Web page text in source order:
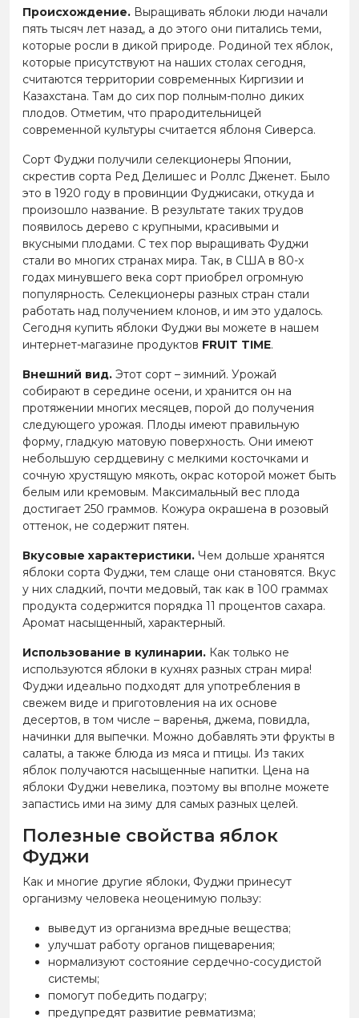
Происхождение. Выращивать яблоки люди начали
пять тысяч лет назад, а до этого они питались теми,
которые росли в дикой природе. Родиной тех яблок,
которые присутствуют на наших столах сегодня,
считаются территории современных Киргизии и
Казахстана. Там до сих пор полным-полно диких
плодов. Отметим, что прародительницей
современной культуры считается яблоня Сиверса.
Сорт Фуджи получили селекционеры Японии,
скрестив сорта Ред Делишес и Роллс Дженет. Было
это в 1920 году в провинции Фуджисаки, откуда и
произошло название. В результате таких трудов
появилось дерево с крупными, красивыми и
вкусными плодами. С тех пор выращивать Фуджи
стали во многих странах мира. Так, в США в 80-х
годах минувшего века сорт приобрел огромную
популярность. Селекционеры разных стран стали
работать над получением клонов, и им это удалось.
Сегодня купить яблоки Фуджи вы можете в нашем
интернет-магазине продуктов FRUIT TIME.
Внешний вид. Этот сорт – зимний. Урожай
собирают в середине осени, и хранится он на
протяжении многих месяцев, порой до получения
следующего урожая. Плоды имеют правильную
форму, гладкую матовую поверхность. Они имеют
небольшую сердцевину с мелкими косточками и
сочную хрустящую мякоть, окрас которой может быть
белым или кремовым. Максимальный вес плода
достигает 250 граммов. Кожура окрашена в розовый
оттенок, не содержит пятен.
Вкусовые характеристики. Чем дольше хранятся
яблоки сорта Фуджи, тем слаще они становятся. Вкус
у них сладкий, почти медовый, так как в 100 граммах
продукта содержится порядка 11 процентов сахара.
Аромат насыщенный, характерный.
Использование в кулинарии. Как только не
используются яблоки в кухнях разных стран мира!
Фуджи идеально подходят для употребления в
свежем виде и приготовления на их основе
десертов, в том числе – варенья, джема, повидла,
начинки для выпечки. Можно добавлять эти фрукты в
салаты, а также блюда из мяса и птицы. Из таких
яблок получаются насыщенные напитки. Цена на
яблоки Фуджи невелика, поэтому вы вполне можете
запастись ими на зиму для самых разных целей.
Полезные свойства яблок
Фуджи
Как и многие другие яблоки, Фуджи принесут
организму человека неоценимую пользу:
выведут из организма вредные вещества;
улучшат работу органов пищеварения;
нормализуют состояние сердечно-сосудистой
системы;
помогут победить подагру;
предупредят развитие ревматизма;